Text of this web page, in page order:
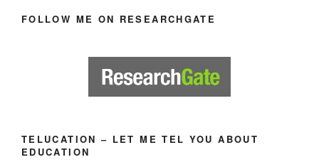
FOLLOW ME ON RESEARCHGATE
TELUCATION – LET ME TEL YOU ABOUT
EDUCATION